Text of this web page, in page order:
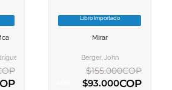
Moisés
VER INFORMACION
Libro Importado
Mirar
Berger, John
$155.000COP
$93.000COP